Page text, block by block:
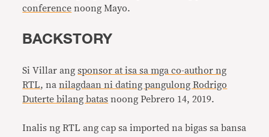
conference noong Mayo.
BACKSTORY
Si Villar angsponsor at isa sa mga co-author ng
RTL, nanilagdaan ni dating pangulong Rodrigo
Duterte bilang batas noong Pebrero 14, 2019.
Inalis ng RTL ang cap sa imported na bigas sa bansa